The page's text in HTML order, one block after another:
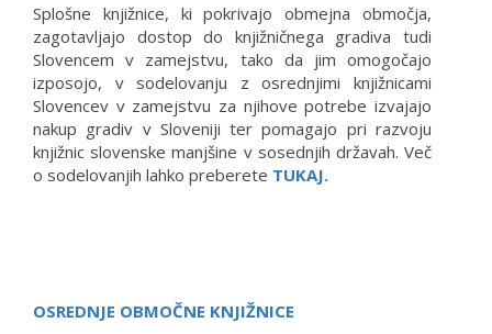
Splošne knjižnice, ki pokrivajo obmejna območja,
zagotavljajo dostop do knjižničnega gradiva tudi
Slovencem v zamejstvu, tako da jim omogočajo
izposojo, v sodelovanju z osrednjimi knjižnicami
Slovencev v zamejstvu za njihove potrebe izvajajo
nakup gradiv v Sloveniji ter pomagajo pri razvoju
knjižnic slovenske manjšine v sosednjih državah. Več
o sodelovanjih lahko preberete TUKAJ.
OSREDNJE OBMOČNE KNJIŽNICE